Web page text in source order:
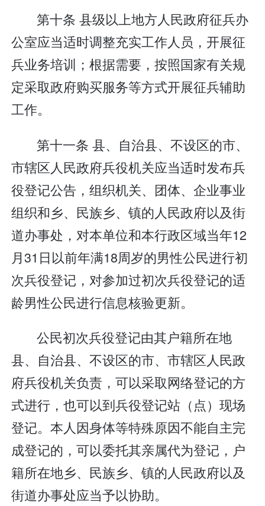
第十条 县级以上地方人民政府征兵办
公室应当适时调整充实工作人员，开展征
兵业务培训；根据需要，按照国家有关规
定采取政府购买服务等方式开展征兵辅助
工作。
第十一条 县、自治县、不设区的市、
市辖区人民政府兵役机关应当适时发布兵
役登记公告，组织机关、团体、企业事业
组织和乡、民族乡、镇的人民政府以及街
道办事处，对本单位和本行政区域当年12
月31日以前年满18周岁的男性公民进行初
次兵役登记，对参加过初次兵役登记的适
龄男性公民进行信息核验更新。
公民初次兵役登记由其户籍所在地
县、自治县、不设区的市、市辖区人民政
府兵役机关负责，可以采取网络登记的方
式进行，也可以到兵役登记站（点）现场
登记。本人因身体等特殊原因不能自主完
成登记的，可以委托其亲属代为登记，户
籍所在地乡、民族乡、镇的人民政府以及
街道办事处应当予以协助。